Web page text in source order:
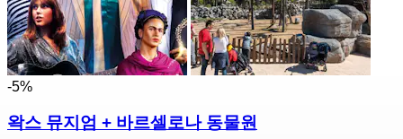
-5%
왁스 뮤지엄 + 바르셀로나 동물원